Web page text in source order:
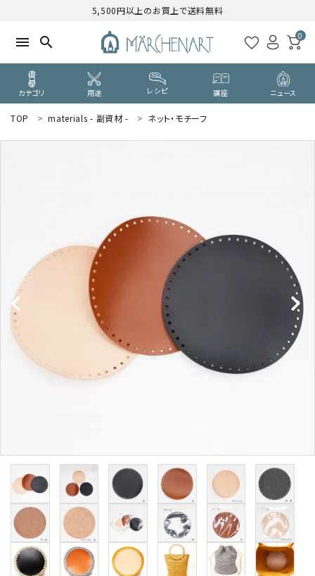
5,500円以上のお買上で送料無料
menu search 0
カテゴリ 用途 レシピ 講座 ニュース
新規会員登録
CATEGORY
カテゴリーから探す
PURPOSE
WORKSHOP
SHOP
店舗
CONTACT
お問い合わせ
TOP materials - 副資材 - ネット・モチーフ